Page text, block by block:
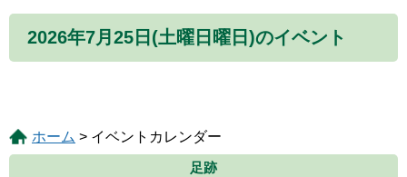
2026年7月25日(土曜日曜日)のイベント
ホーム > イベントカレンダー
足跡